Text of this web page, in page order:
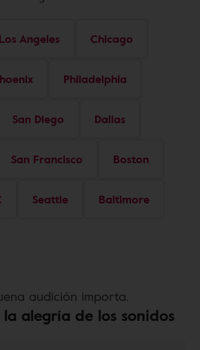
Los Angeles Chicago
Philadelphia
San Diego Dallas
San Francisco Boston
Seattle Baltimore
audición importa.
la alegría de los sonidos